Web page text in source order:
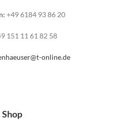
+49 6184 93 86 20
151 11 61 82 58
online.de